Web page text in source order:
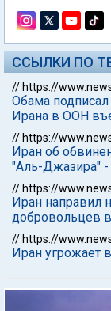
ССЫЛКИ ПО
// https://
Обама
Ирана в ООН
// https://
Иран об
"Аль-Джазира" -
// https://
Иран направил
добровольцев
// https://
Иран угрожает